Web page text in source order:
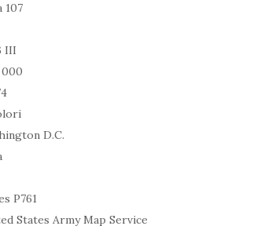
107
III
000
D.C.
P761
States Army Map Service